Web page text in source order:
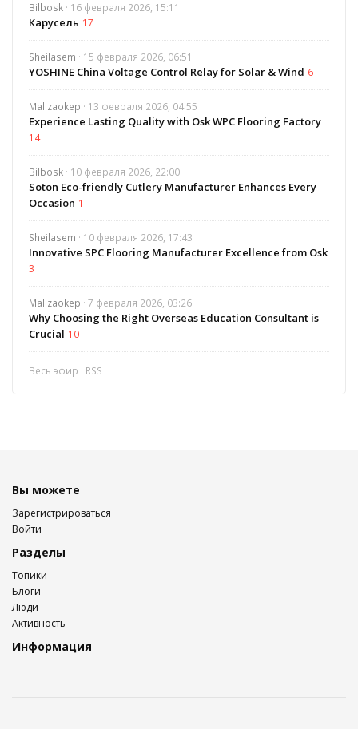
Bilbosk · 16 февраля 2026, 15:11
Карусель 17
Sheilasem · 15 февраля 2026, 06:51
YOSHINE China Voltage Control Relay for Solar & Wind 6
Malizaokep · 13 февраля 2026, 04:55
Experience Lasting Quality with Osk WPC Flooring Factory
14
Bilbosk · 10 февраля 2026, 22:00
Soton Eco-friendly Cutlery Manufacturer Enhances Every
Occasion 1
Sheilasem · 10 февраля 2026, 17:43
Innovative SPC Flooring Manufacturer Excellence from Osk
3
Malizaokep · 7 февраля 2026, 03:26
Why Choosing the Right Overseas Education Consultant is
Crucial 10
Весь эфир · RSS
Вы можете
Зарегистрироваться
Войти
Разделы
Топики
Блоги
Люди
Активность
Информация